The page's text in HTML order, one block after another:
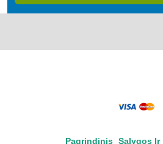
Pagrindinis Sąlygos Ir